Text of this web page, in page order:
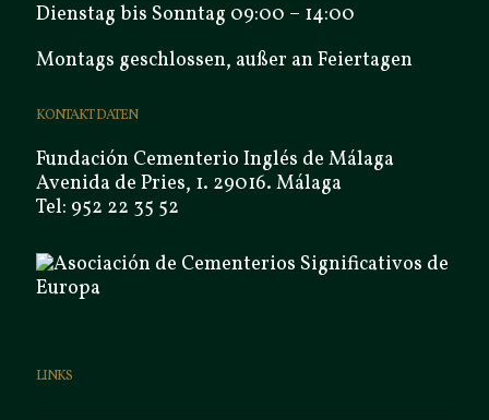
Dienstag bis Sonntag 09:00 – 14:00
Montags geschlossen, außer an Feiertagen
KONTAKT DATEN
Fundación Cementerio Inglés de Málaga
Avenida de Pries, 1. 29016. Málaga
Tel: 952 22 35 52
LINKS